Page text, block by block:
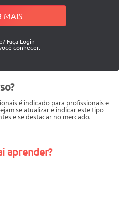
MAIS
Faça Login
conhecer.
é indicado para profissionais e
se atualizar e indicar este tipo
e se destacar no mercado.
aprender?